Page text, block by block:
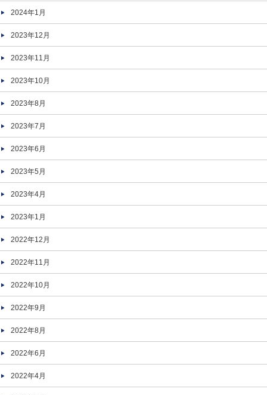
2024年1月
2023年12月
2023年11月
2023年10月
2023年8月
2023年7月
2023年6月
2023年5月
2023年4月
2023年1月
2022年12月
2022年11月
2022年10月
2022年9月
2022年8月
2022年6月
2022年4月